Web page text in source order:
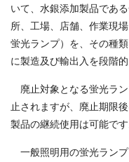
いて、水銀添加製品であ
所、工場、店舗、作業現
蛍光ランプ）を、その種
に製造及び輸出入を段階
廃止対象となる蛍光ラ
止されますが、廃止期限
製品の継続使用は可能です
一般照明用の蛍光ラン